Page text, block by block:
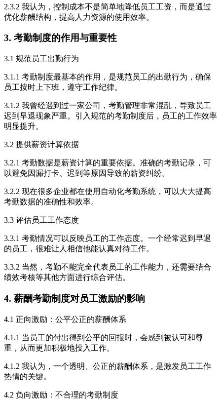
2.3.2 我认为，控制成本不是简单地降低员工工资，而是通过
优化薪酬结构，提高人力资源的使用效率。
3. 考勤制度的作用与重要性
3.1 规范员工出勤行为
3.1.1 考勤制度最基本的作用，是规范员工的出勤行为，确保
员工按时上下班，遵守工作纪律。
3.1.2 我曾经遇到过一家公司，考勤管理非常混乱，导致员工
迟到早退现象严重。引入规范的考勤制度后，员工的工作效率
明显提升。
3.2 提供薪资计算依据
3.2.1 考勤数据是薪资计算的重要依据。准确的考勤记录，可
以避免因漏打卡、迟到等原因导致的薪资纠纷。
3.2.2 现在很多企业都在使用自动化考勤系统，可以大大提高
考勤数据的准确性和效率。
3.3 评估员工工作态度
3.3.1 考勤情况可以反映员工的工作态度。一个经常迟到早退
的员工，很难让人相信他能认真对待工作。
3.3.2 当然，考勤不能完全代表员工的工作能力，还需要结合
绩效考核等其他方面进行综合评估。
4. 薪酬考勤制度对员工激励的影响
4.1 正向激励：公平公正的薪酬体系
4.1.1 当员工的付出得到公平的回报时，会感到被认可和尊
重，从而更加积极地投入工作。
4.1.2 我认为，一个透明、公正的薪酬体系，是激发员工工作
热情的关键。
4.2 负向激励：不合理的考勤制度